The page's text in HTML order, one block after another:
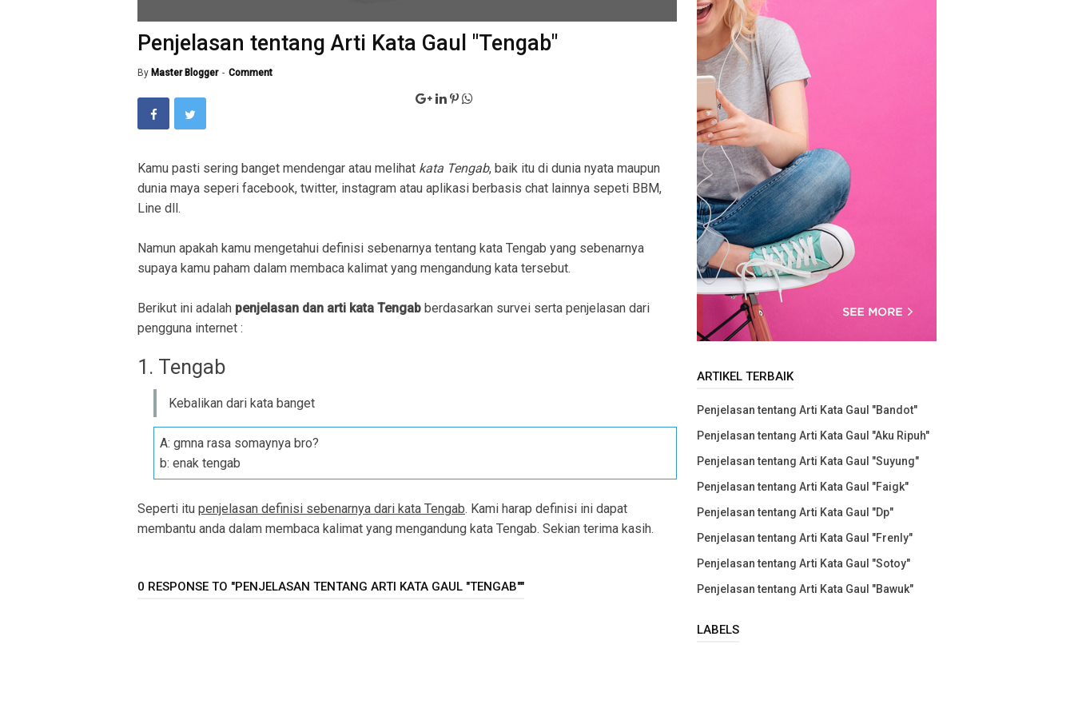
Penjelasan tentang Arti Kata Gaul "Tengab"
By Master Blogger Comment
Kamu pasti sering banget mendengar atau melihat kata Tengab, baik itu di dunia nyata maupun
dunia maya seperi facebook, twitter, instagram atau aplikasi berbasis chat lainnya sepeti BBM,
Line dll.
Namun apakah kamu mengetahui definisi sebenarnya tentang kata Tengab yang sebenarnya
supaya kamu paham dalam membaca kalimat yang mengandung kata tersebut.
Berikut ini adalah penjelasan dan arti kata Tengab berdasarkan survei serta penjelasan dari
pengguna internet :
1. Tengab
Kebalikan dari kata banget
A: gmna rasa somaynya bro?
b: enak tengab
Seperti itu penjelasan definisi sebenarnya dari kata Tengab. Kami harap definisi ini dapat
membantu anda dalam membaca kalimat yang mengandung kata Tengab. Sekian terima kasih.
0 RESPONSE TO "PENJELASAN TENTANG ARTI KATA GAUL "TENGAB""
ARTIKEL TERBAIK
Penjelasan tentang Arti Kata Gaul "Bandot"
Penjelasan tentang Arti Kata Gaul "Aku Ripuh"
Penjelasan tentang Arti Kata Gaul "Suyung"
Penjelasan tentang Arti Kata Gaul "Faigk"
Penjelasan tentang Arti Kata Gaul "Dp"
Penjelasan tentang Arti Kata Gaul "Frenly"
Penjelasan tentang Arti Kata Gaul "Sotoy"
Penjelasan tentang Arti Kata Gaul "Bawuk"
LABELS